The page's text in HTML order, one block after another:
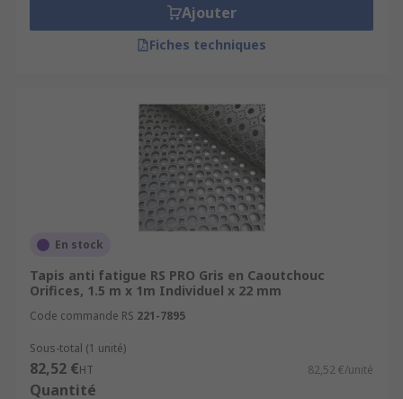
Ajouter
Fiches techniques
En stock
Tapis anti fatigue RS PRO Gris en Caoutchouc
Orifices, 1.5 m x 1m Individuel x 22 mm
Code commande RS 221-7895
Sous-total (1 unité)
82,52 €HT 82,52 €/unité
Quantité